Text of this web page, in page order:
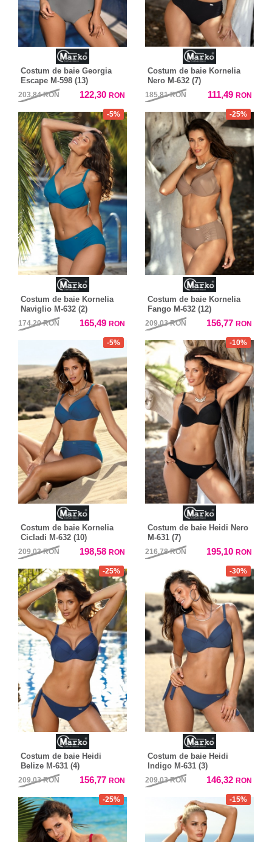
Costum de baie Georgia
Escape M-598 (13)
203,84RON 122,30 RON
Costum de baie Kornelia
Nero M-632 (7)
185,81RON 111,49 RON
-5%
Costum de baie Kornelia
Naviglio M-632 (2)
174,20RON 165,49 RON
-25%
Costum de baie Kornelia
Fango M-632 (12)
209,03RON 156,77 RON
-5%
Costum de baie Kornelia
Cicladi M-632 (10)
209,03RON 198,58 RON
-10%
Costum de baie Heidi Nero
M-631 (7)
216,78RON 195,10 RON
-25%
Costum de baie Heidi
Belize M-631 (4)
209,03RON 156,77 RON
-30%
Costum de baie Heidi
Indigo M-631 (3)
209,03RON 146,32 RON
-25% -15%